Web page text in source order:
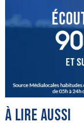
À LIRE AUSSI